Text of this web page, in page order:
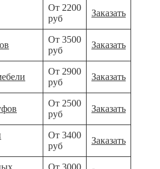
От 2200
руб
Заказать
От 3500
руб
Заказать
От 2900
руб
Заказать
От 2500
руб
Заказать
От 3400
руб
Заказать
От 3000